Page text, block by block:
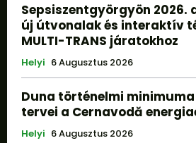
Sepsiszentgyörgyön
új útvonalak és interaktív
MULTI-TRANS járatokhoz
Helyi 6 Augusztus 2026
Duna történelmi
tervei a Cernavodă
Helyi 6 Augusztus 2026